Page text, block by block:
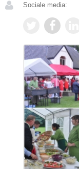
Sociale media: